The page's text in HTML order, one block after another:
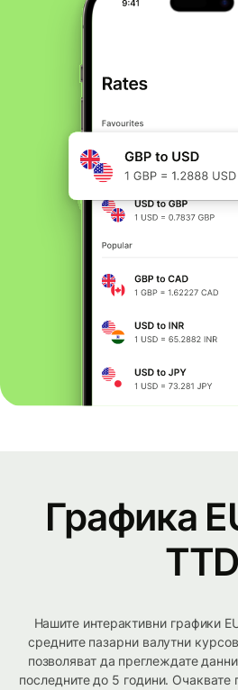
Графика
TTD
Нашите интерактивни графики
средните пазарни валутни
позволяват да преглеждате
последните до 5 години.